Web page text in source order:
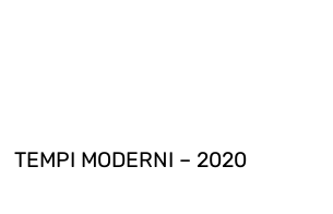
TEMPI MODERNI – 2020